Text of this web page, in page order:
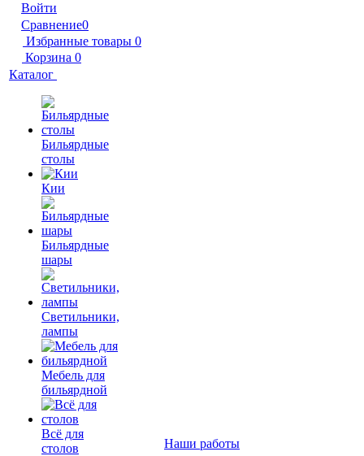
Войти
Сравнение0
Избранные товары 0
Корзина 0
Каталог
Бильярдные
столы
Кии
Бильярдные
шары
Светильники,
лампы
Мебель для
бильярдной
Всё для
столов
Наши работы